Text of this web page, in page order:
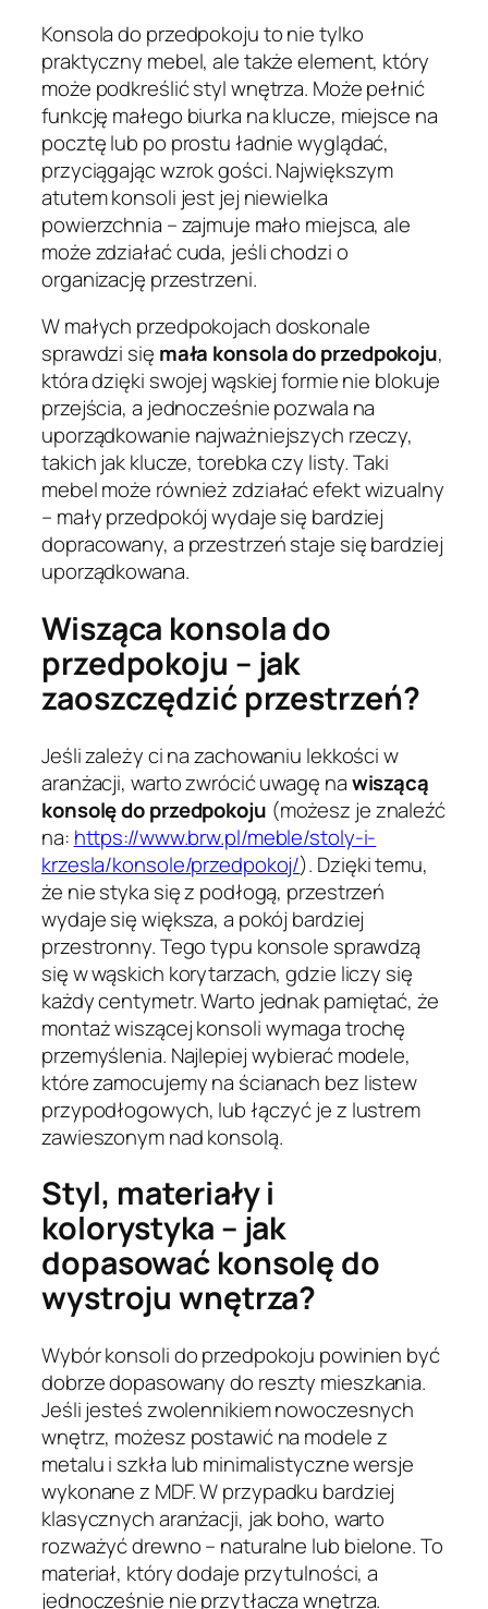
Konsola do przedpokoju to nie tylko
praktyczny mebel, ale także element, który
może podkreślić styl wnętrza. Może pełnić
funkcję małego biurka na klucze, miejsce na
pocztę lub po prostu ładnie wyglądać,
przyciągając wzrok gości. Największym
atutem konsoli jest jej niewielka
powierzchnia – zajmuje mało miejsca, ale
może zdziałać cuda, jeśli chodzi o
organizację przestrzeni.
W małych przedpokojach doskonale
sprawdzi się mała konsola do przedpokoju,
która dzięki swojej wąskiej formie nie blokuje
przejścia, a jednocześnie pozwala na
uporządkowanie najważniejszych rzeczy,
takich jak klucze, torebka czy listy. Taki
mebel może również zdziałać efekt wizualny
– mały przedpokój wydaje się bardziej
dopracowany, a przestrzeń staje się bardziej
uporządkowana.
Wisząca konsola do
przedpokoju – jak
zaoszczędzić przestrzeń?
Jeśli zależy ci na zachowaniu lekkości w
aranżacji, warto zwrócić uwagę nawiszącą
konsolę do przedpokoju (możesz je znaleźć
na: https://www.brw.pl/meble/stoly-i-
krzesla/konsole/przedpokoj/). Dzięki temu,
że nie styka się z podłogą, przestrzeń
wydaje się większa, a pokój bardziej
przestronny. Tego typu konsole sprawdzą
się w wąskich korytarzach, gdzie liczy się
każdy centymetr. Warto jednak pamiętać, że
montaż wiszącej konsoli wymaga trochę
przemyślenia. Najlepiej wybierać modele,
które zamocujemy na ścianach bez listew
przypodłogowych, lub łączyć je z lustrem
zawieszonym nad konsolą.
Styl, materiały i
kolorystyka – jak
dopasować konsolę do
wystroju wnętrza?
Wybór konsoli do przedpokoju powinien być
dobrze dopasowany do reszty mieszkania.
Jeśli jesteś zwolennikiem nowoczesnych
wnętrz, możesz postawić na modele z
metalu i szkła lub minimalistyczne wersje
wykonane z MDF. W przypadku bardziej
klasycznych aranżacji, jak boho, warto
rozważyć drewno – naturalne lub bielone. To
materiał, który dodaje przytulności, a
jednocześnie nie przytłacza wnętrza.